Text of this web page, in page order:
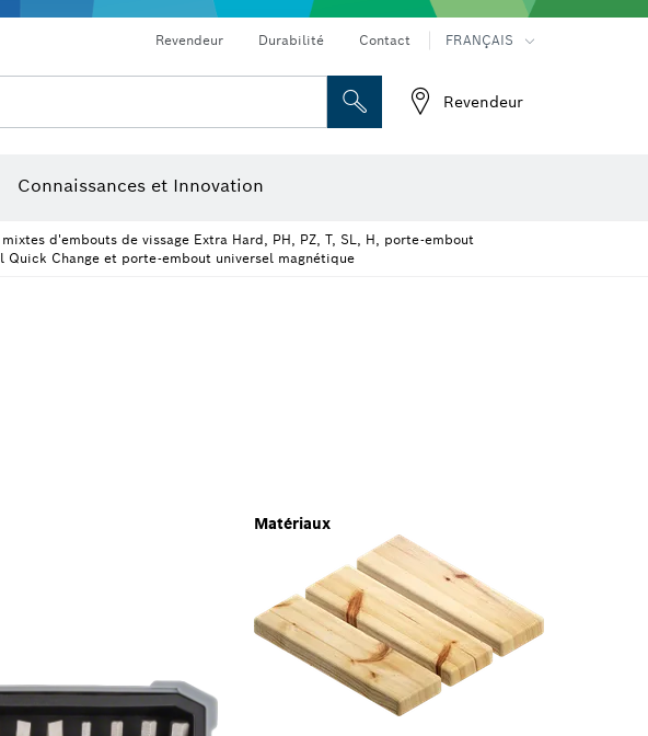
Revendeur Durabilité Contact FRANÇAIS
Revendeur
Connaissances et Innovation
d'embouts de vissage Extra Hard, PH, PZ, T, SL, H, porte-embout
Quick Change et porte-embout universel magnétique
Matériaux